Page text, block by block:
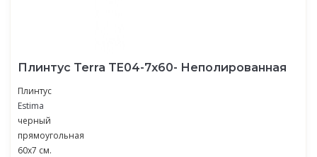
Плинтус Terra TE04-7x60- Неполированная
Плинтус
Estima
черный
прямоугольная
60x7 см.